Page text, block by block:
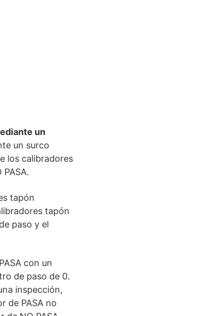
un
un surco
los calibradores
tapón
tapón
paso y el
con un
de paso de 0.
inspección,
de PASA no